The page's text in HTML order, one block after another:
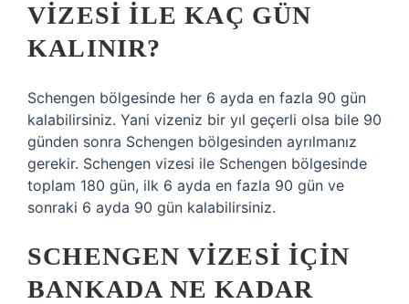
VIZESI ILE KAÇ GÜN
KALINIR?
Schengen bölgesinde her 6 ayda en fazla 90 gün
kalabilirsiniz. Yani vizeniz bir yıl geçerli olsa bile 90
günden sonra Schengen bölgesinden ayrılmanız
gerekir. Schengen vizesi ile Schengen bölgesinde
toplam 180 gün, ilk 6 ayda en fazla 90 gün ve
sonraki 6 ayda 90 gün kalabilirsiniz.
SCHENGEN VIZESI IÇIN
BANKADA NE KADAR